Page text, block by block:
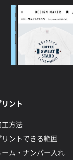
リント
工方法
リントできる範囲
ーム・ナンバー入れ